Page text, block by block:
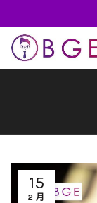
15
2 月